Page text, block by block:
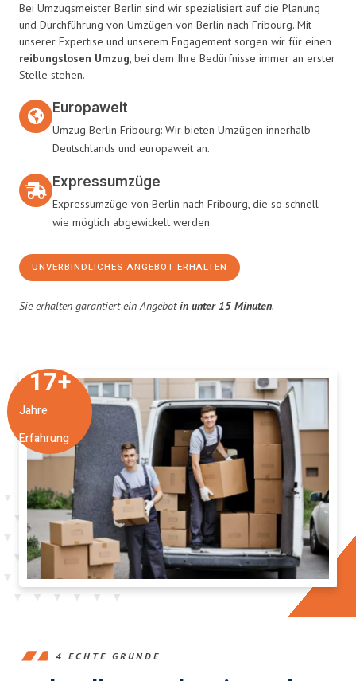
Jahre
Erfahrung
17+
Bei Umzugsmeister Berlin sind wir spezialisiert auf die Planung
und Durchführung von Umzügen von Berlin nach Fribourg. Mit
unserer Expertise und unserem Engagement sorgen wir für einen
reibungslosen Umzug, bei dem Ihre Bedürfnisse immer an erster
Stelle stehen.
Europaweit
Umzug Berlin Fribourg: Wir bieten Umzügen innerhalb
Deutschlands und europaweit an.
Expressumzüge
Expressumzüge von Berlin nach Fribourg, die so schnell
wie möglich abgewickelt werden.
UNVERBINDLICHES ANGEBOT ERHALTEN
Sie erhalten garantiert ein Angebotin unter 15 Minuten.
4 ECHTE GRÜNDE